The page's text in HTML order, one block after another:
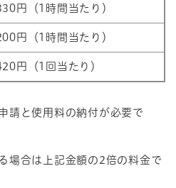
円（1時間当たり）
円（1時間当たり）
円（1回当たり）
請と使用料の納付が必要で
場合は上記金額の2倍の料金で